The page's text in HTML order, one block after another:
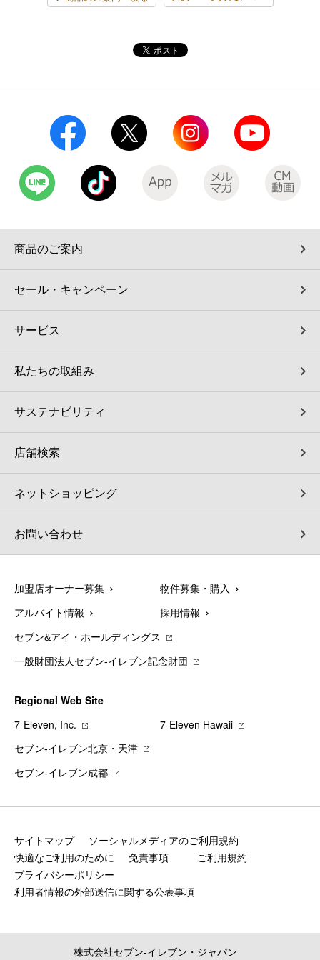
宅配ロッカー（店舗限定）
モバイルバッテリーシェアリング（店舗限定）
モバイルWi-Fiバッテリーシェアリング（店舗限定）
パウダースペース ラブン（店舗限定）
ソフトバンクギフト
商品のご案内
セール・キャンペーン
サービス
私たちの取組み
サステナビリティ
店舗検索
ネットショッピング
お問い合わせ
加盟店オーナー募集 物件募集・購入
アルバイト情報 採用情報
セブン&アイ・ホールディングス
一般財団法人セブン-イレブン記念財団
Regional Web Site
7‐Eleven, Inc.
7‐Eleven Hawaii
セブン‐イレブン北京・天津
セブン‐イレブン成都
サイトマップ
ソーシャルメディアのご利用規約
快適なご利用のために
免責事項
ご利用規約
プライバシーポリシー
利用者情報の外部送信に関する公表事項
株式会社セブン‐イレブン・ジャパン